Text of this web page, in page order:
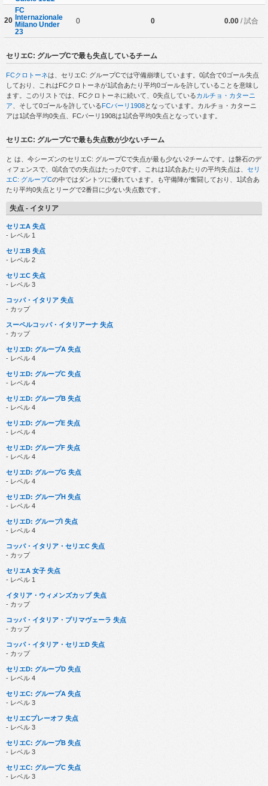
20
FC
Internazionale
Milano Under
23
0 0 0.00/ 試合
セリエC: グループCで最も失点しているチーム
FCクロトーネは、セリエC: グループCでは守備崩壊しています。0試合で0ゴール失点
しており、これはFCクロトーネが1試合あたり平均0ゴールを許していることを意味し
ます。このリストでは、FCクロトーネに続いて、0失点しているカルチョ・カターニ
ア、そして0ゴールを許している FCバーリ1908となっています。カルチョ・カターニ
アは1試合平均0失点、FCバーリ1908は1試合平均0失点となっています。
セリエC: グループCで最も失点数が少ないチーム
と は、今シーズンのセリエC: グループCで失点が最も少ない2チームです。は磐石のデ
ィフェンスで、0試合での失点はたった0です。これは1試合あたりの平均失点は、 セリ
エC: グループCの中ではダントツに優れています。も守備陣が奮闘しており、1試合あ
たり平均0失点とリーグで2番目に少ない失点数です。
失点 - イタリア
セリエA 失点
- レベル 1
セリエB 失点
- レベル 2
セリエC 失点
- レベル 3
コッパ・イタリア 失点
- カップ
スーペルコッパ・イタリアーナ 失点
- カップ
セリエD: グループA 失点
- レベル 4
セリエD: グループC 失点
- レベル 4
セリエD: グループB 失点
- レベル 4
セリエD: グループE 失点
- レベル 4
セリエD: グループF 失点
- レベル 4
セリエD: グループG 失点
- レベル 4
セリエD: グループH 失点
- レベル 4
セリエD: グループI 失点
- レベル 4
コッパ・イタリア・セリエC 失点
- カップ
セリエA 女子 失点
- レベル 1
イタリア・ウィメンズカップ 失点
- カップ
コッパ・イタリア・プリマヴェーラ 失点
- カップ
コッパ・イタリア・セリエD 失点
- カップ
セリエD: グループD 失点
- レベル 4
セリエC: グループA 失点
- レベル 3
セリエCプレーオフ 失点
- レベル 3
セリエC: グループB 失点
- レベル 3
セリエC: グループC 失点
- レベル 3